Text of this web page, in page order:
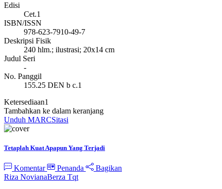
Edisi
Cet.1
ISBN/ISSN
978-623-7910-49-7
Deskripsi Fisik
240 hlm.; ilustrasi; 20x14 cm
Judul Seri
-
No. Panggil
155.25 DEN b c.1
Ketersediaan1
Tambahkan ke dalam keranjang
Unduh MARCSitasi
Tetaplah Kuat Apapun Yang Terjadi
Komentar Penanda
Bagikan
Riza NovianaBerza Tqt